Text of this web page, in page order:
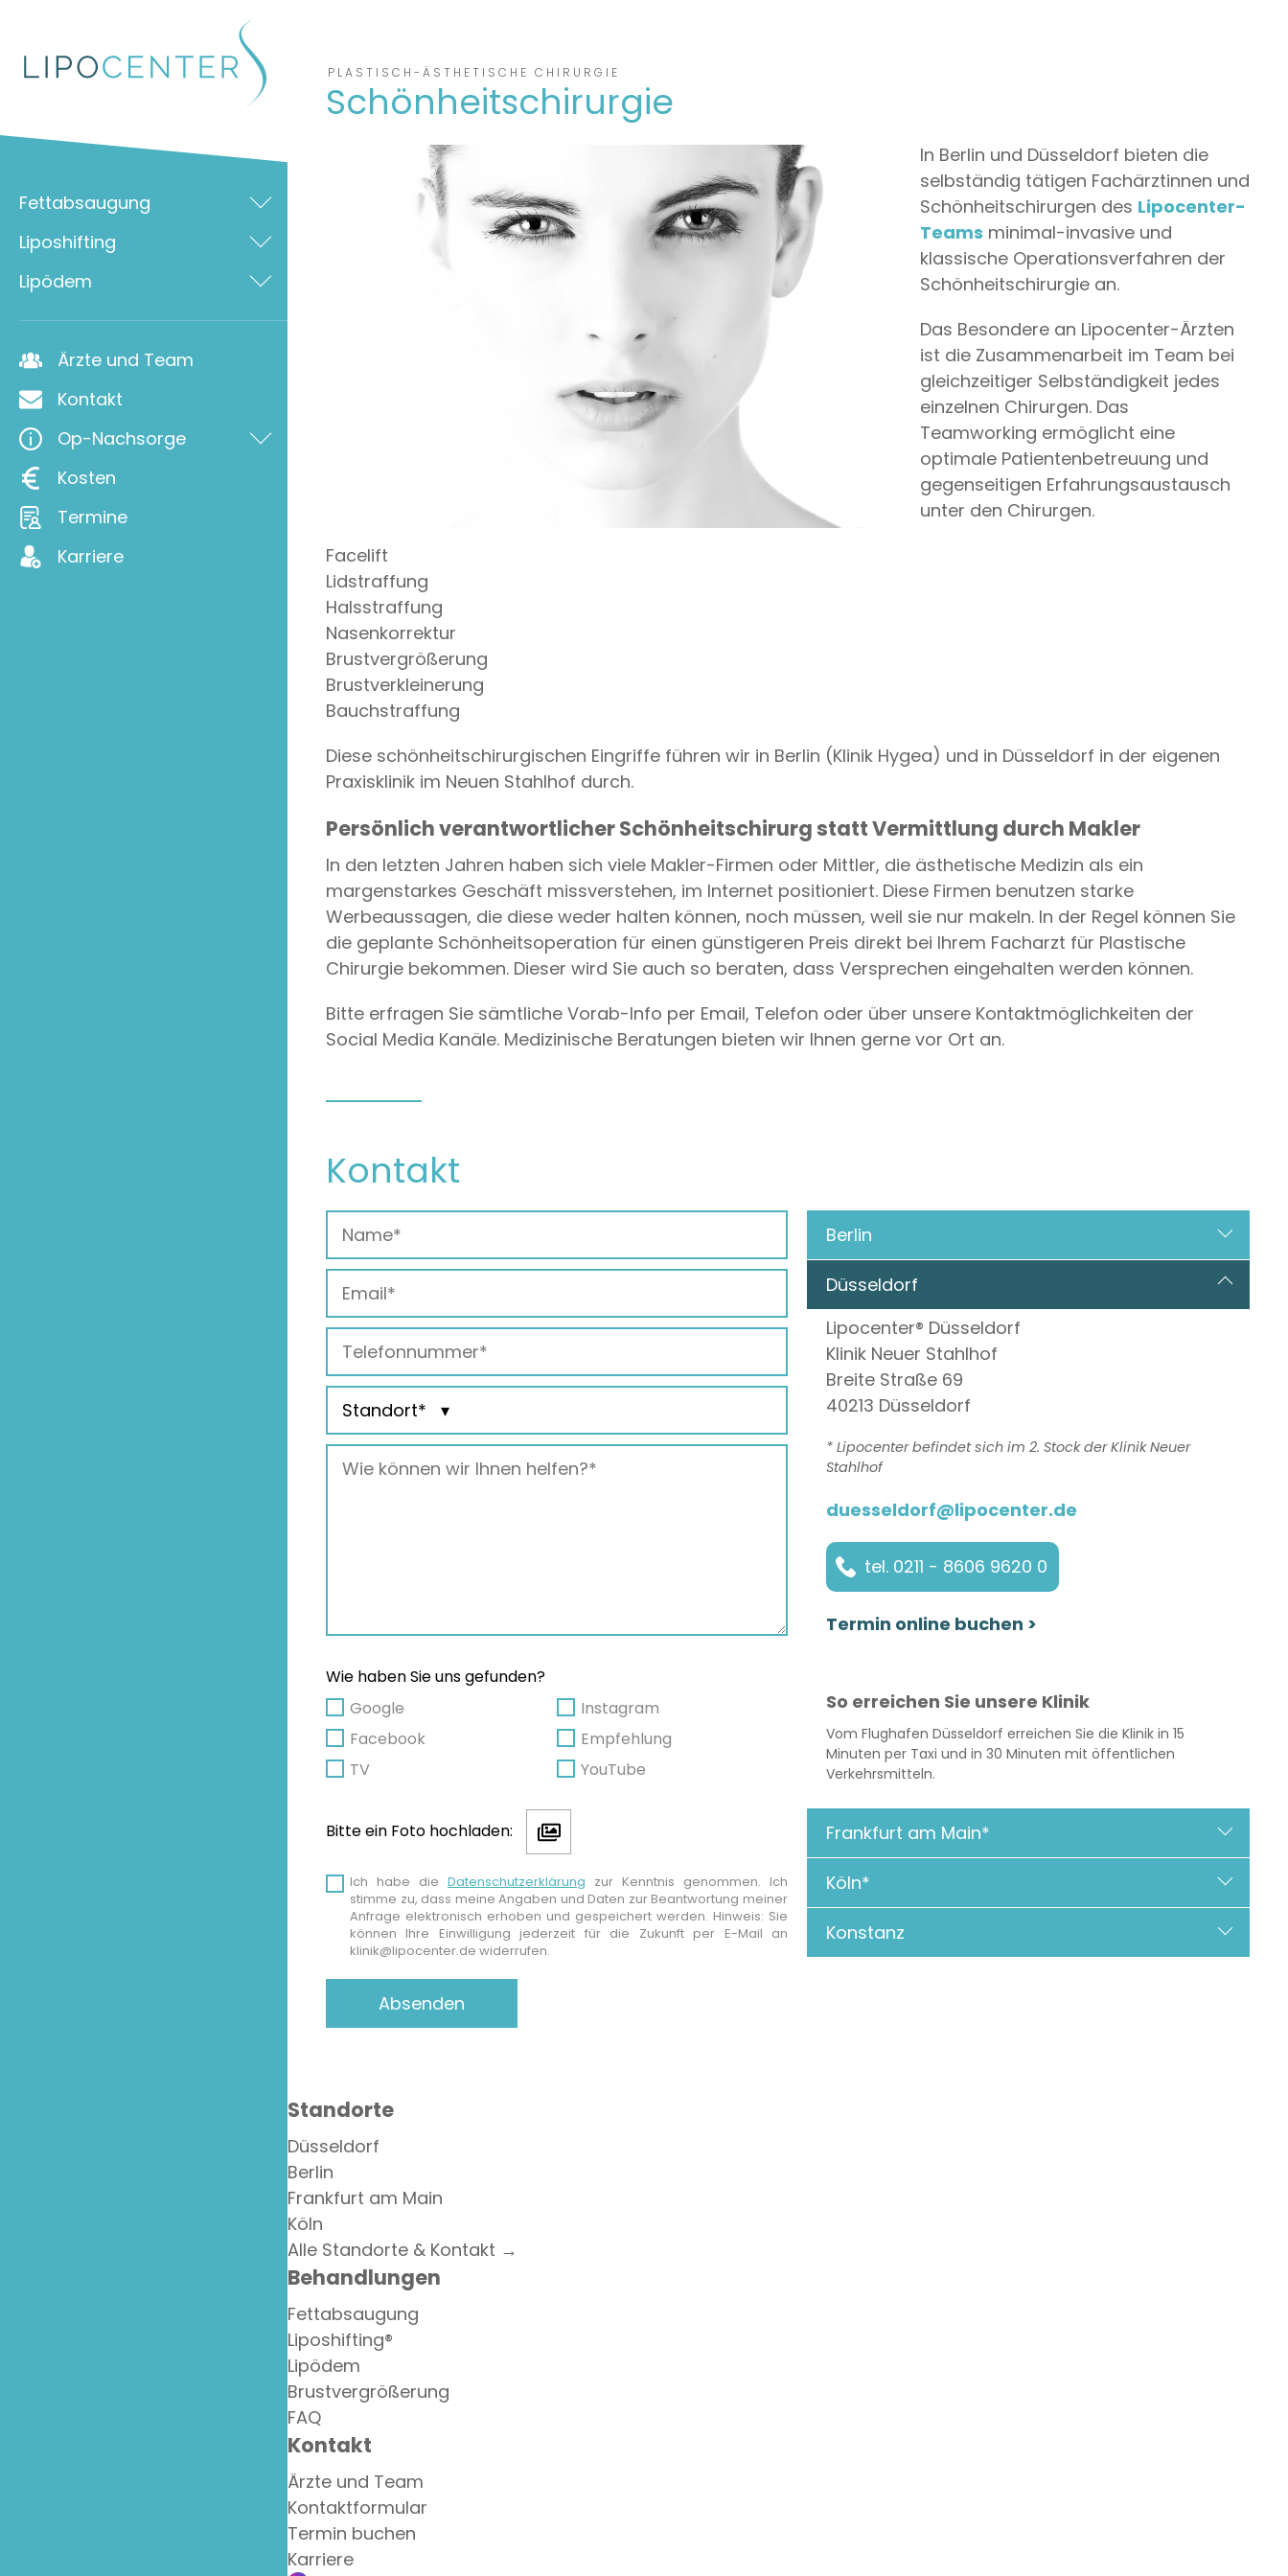
Fettabsaugung
Liposhifting
Lipödem
Ärzte und Team
Kontakt
Op-Nachsorge
Kosten
Termine
Karriere
PLASTISCH-ÄSTHETISCHE CHIRURGIE
Schönheitschirurgie
In Berlin und Düsseldorf bieten die
selbständig tätigen Fachärztinnen und
Schönheitschirurgen des Lipocenter-
Teams minimal-invasive und
klassische Operationsverfahren der
Schönheitschirurgie an.
Das Besondere an Lipocenter-Ärzten
ist die Zusammenarbeit im Team bei
gleichzeitiger Selbständigkeit jedes
einzelnen Chirurgen. Das
Teamworking ermöglicht eine
optimale Patientenbetreuung und
gegenseitigen Erfahrungsaustausch
unter den Chirurgen.
Facelift
Lidstraffung
Halsstraffung
Nasenkorrektur
Brustvergrößerung
Brustverkleinerung
Bauchstraffung
Diese schönheitschirurgischen Eingriffe führen wir in Berlin (Klinik Hygea) und in Düsseldorf in der eigenen
Praxisklinik im Neuen Stahlhof durch.
Persönlich verantwortlicher Schönheitschirurg statt Vermittlung durch Makler
In den letzten Jahren haben sich viele Makler-Firmen oder Mittler, die ästhetische Medizin als ein
margenstarkes Geschäft missverstehen, im Internet positioniert. Diese Firmen benutzen starke
Werbeaussagen, die diese weder halten können, noch müssen, weil sie nur makeln. In der Regel können Sie
die geplante Schönheitsoperation für einen günstigeren Preis direkt bei Ihrem Facharzt für Plastische
Chirurgie bekommen. Dieser wird Sie auch so beraten, dass Versprechen eingehalten werden können.
Bitte erfragen Sie sämtliche Vorab-Info per Email, Telefon oder über unsere Kontaktmöglichkeiten der
Social Media Kanäle. Medizinische Beratungen bieten wir Ihnen gerne vor Ort an.
Kontakt
Wie haben Sie uns gefunden?
Google
Instagram
Facebook
Empfehlung
TV
YouTube
Bitte ein Foto hochladen:
Ich habe die Datenschutzerklärung zur Kenntnis genommen. Ich
stimme zu, dass meine Angaben und Daten zur Beantwortung meiner
Anfrage elektronisch erhoben und gespeichert werden. Hinweis: Sie
können Ihre Einwilligung jederzeit für die Zukunft per E-Mail an
klinik@lipocenter.de widerrufen.
Berlin
Düsseldorf
Lipocenter® Düsseldorf
Klinik Neuer Stahlhof
Breite Straße 69
40213 Düsseldorf
* Lipocenter befindet sich im 2. Stock der Klinik Neuer
Stahlhof
duesseldorf@lipocenter.de
tel. 0211 - 8606 9620 0
Termin online buchen >
So erreichen Sie unsere Klinik
Vom Flughafen Düsseldorf erreichen Sie die Klinik in 15
Minuten per Taxi und in 30 Minuten mit öffentlichen
Verkehrsmitteln.
Frankfurt am Main*
Köln*
Konstanz
Standorte
Düsseldorf
Berlin
Frankfurt am Main
Köln
Alle Standorte & Kontakt →
Behandlungen
Fettabsaugung
Liposhifting®
Lipödem
Brustvergrößerung
FAQ
Kontakt
Ärzte und Team
Kontaktformular
Termin buchen
Karriere